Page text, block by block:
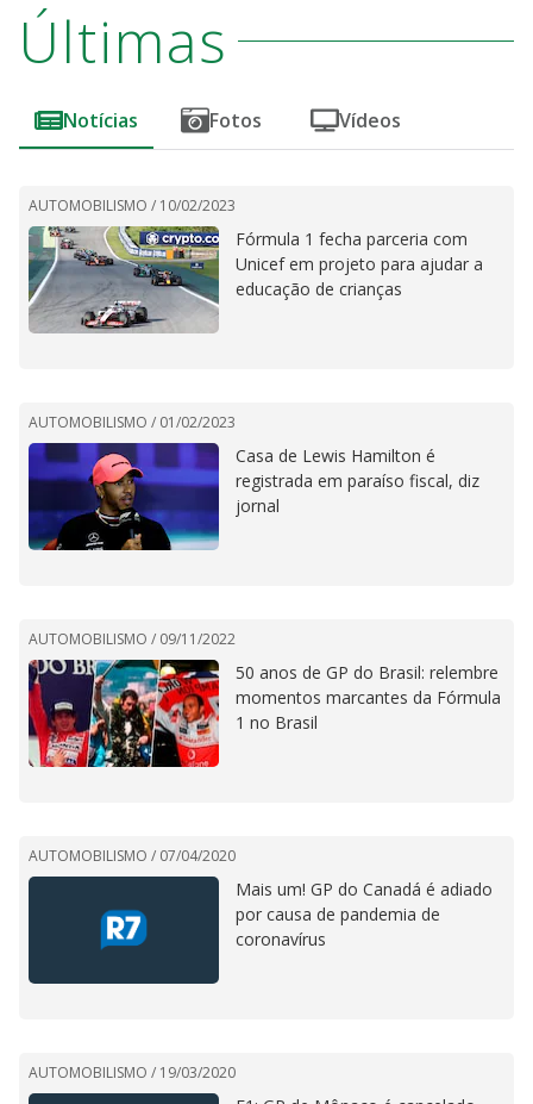
Últimas
Notícias Fotos Vídeos
AUTOMOBILISMO / 10/02/2023
Fórmula 1 fecha parceria com
Unicef em projeto para ajudar a
educação de crianças
AUTOMOBILISMO / 01/02/2023
Casa de Lewis Hamilton é
registrada em paraíso fiscal, diz
jornal
AUTOMOBILISMO / 09/11/2022
50 anos de GP do Brasil: relembre
momentos marcantes da Fórmula
1 no Brasil
AUTOMOBILISMO / 07/04/2020
Mais um! GP do Canadá é adiado
por causa de pandemia de
coronavírus
AUTOMOBILISMO / 19/03/2020